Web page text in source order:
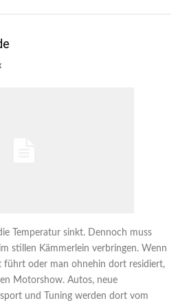
Temperatur sinkt. Dennoch muss
stillen Kämmerlein verbringen. Wenn
führt oder man ohnehin dort residiert,
Motorshow. Autos, neue
und Tuning werden dort vom